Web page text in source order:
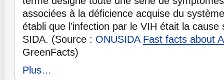
associées à la déficience acquise du
établi que l’infection par le VIH était la cause
SIDA. (Source : ONUSIDA Fast facts about
GreenFacts)
Plus…